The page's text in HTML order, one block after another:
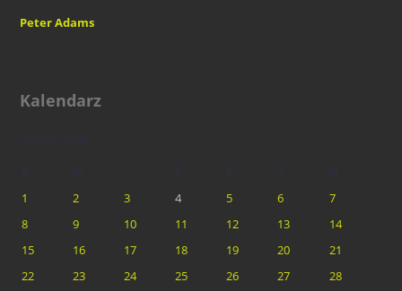
Peter Adams
Kalendarz
czerwiec 2026
P W Ś C P S
N
1
2 3 4 5 6
7
8
9 10 11 12 13
14
15
16 17 18 19 20
21
22
23 24 25 26 27 28